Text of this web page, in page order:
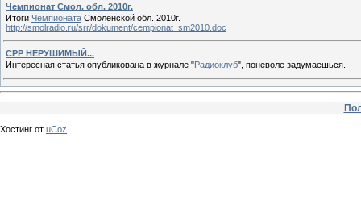
Чемпионат Смол. обл. 2010г.
Итоги Чемпионата Смоленской обл. 2010г.
http://smolradio.ru/srr/dokument/cempionat_sm2010.doc
СРР НЕРУШИМЫЙ...
Интересная статья опубликована в журнале "Радиоклуб", поневоле задумаешься.
Хостинг от uCoz